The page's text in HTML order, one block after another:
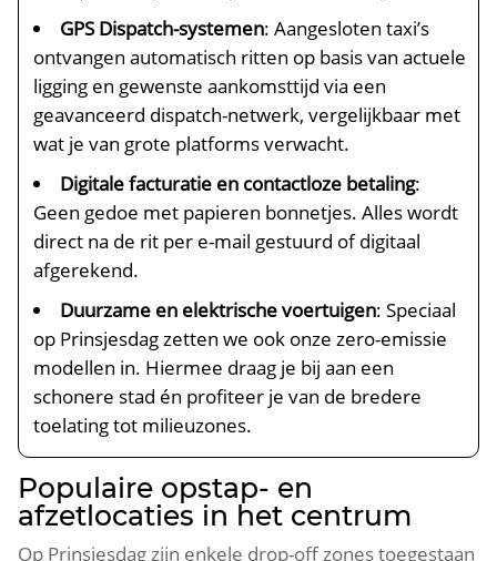
GPS Dispatch-systemen: Aangesloten taxi’s
ontvangen automatisch ritten op basis van actuele
ligging en gewenste aankomsttijd via een
geavanceerd dispatch-netwerk, vergelijkbaar met
wat je van grote platforms verwacht.
Digitale facturatie en contactloze betaling:
Geen gedoe met papieren bonnetjes. Alles wordt
direct na de rit per e-mail gestuurd of digitaal
afgerekend.
Duurzame en elektrische voertuigen: Speciaal
op Prinsjesdag zetten we ook onze zero-emissie
modellen in. Hiermee draag je bij aan een
schonere stad én profiteer je van de bredere
toelating tot milieuzones.
Populaire opstap- en
afzetlocaties in het centrum
Op Prinsjesdag zijn enkele drop-off zones toegestaan